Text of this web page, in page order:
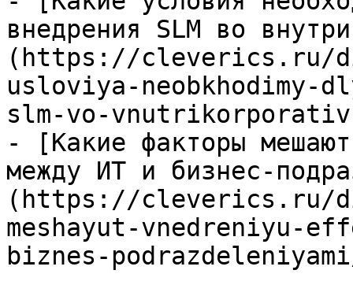
внедрения SLM во
(https://cleverics.ru/
usloviya-neobkhodimy-
slm-vo-
- [Какие факторы
между ИТ и бизнес-
(https://cleverics.ru/
meshayut-vnedreniyu-
biznes-